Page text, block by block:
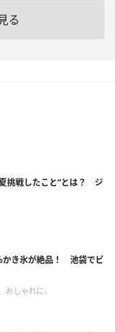
る
挑戦したこと”とは？ ジ
かき氷が絶品！ 池袋でビ
おしゃれに。